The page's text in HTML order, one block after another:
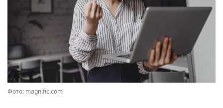
Фото: magnific.com